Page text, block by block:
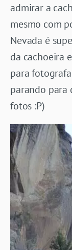
admirar a
mesmo com
Nevada é
da cachoeira
para
parando para
fotos :P)